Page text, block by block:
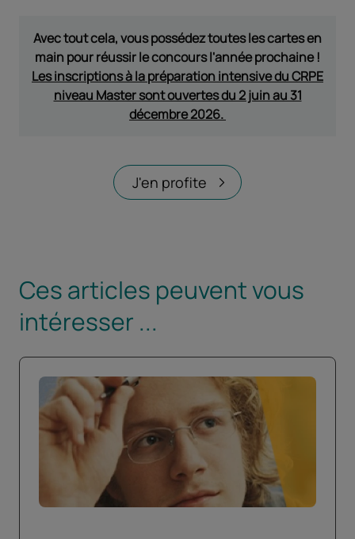
Avec tout cela, vous possédez toutes les cartes en
main pour réussir le concours l'année prochaine !
Les inscriptions à la préparation intensive du CRPE
niveau Master sont ouvertes du 2 juin au 31
décembre 2026.
J'en profite
Ces articles peuvent vous
intéresser ...